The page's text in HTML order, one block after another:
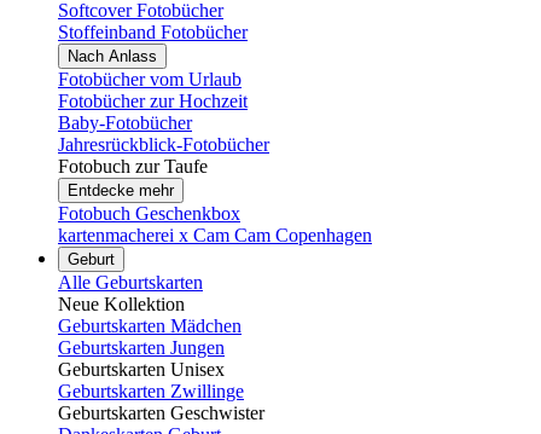
Softcover Fotobücher
Stoffeinband Fotobücher
Nach Anlass
Fotobücher vom Urlaub
Fotobücher zur Hochzeit
Baby-Fotobücher
Jahresrückblick-Fotobücher
Fotobuch zur Taufe
Entdecke mehr
Fotobuch Geschenkbox
kartenmacherei x Cam Cam Copenhagen
Geburt
Alle Geburtskarten
Neue Kollektion
Geburtskarten Mädchen
Geburtskarten Jungen
Geburtskarten Unisex
Geburtskarten Zwillinge
Geburtskarten Geschwister